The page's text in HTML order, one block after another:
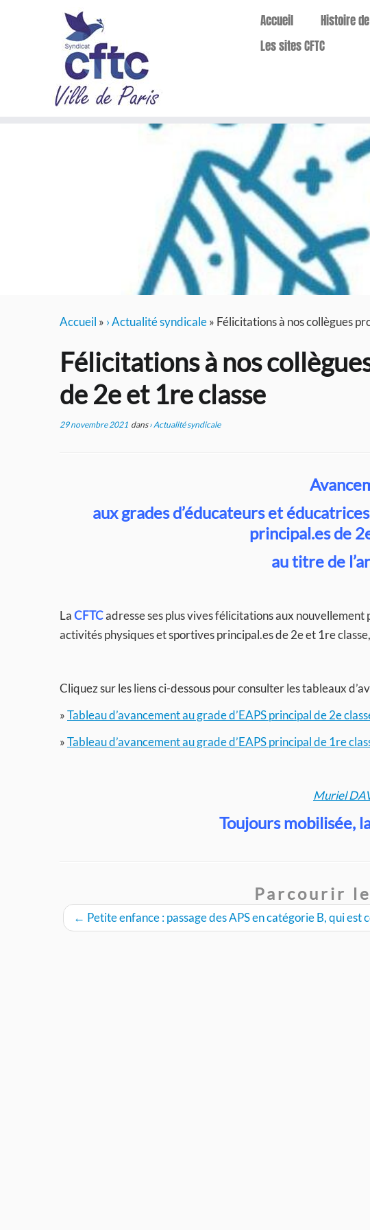
Accueil Histoire de
Les sites CFTC
Accueil » › Actualité syndicale» Félicitations à nos collègues
Félicitations à nos
de 2e et 1re classe
29 novembre 2021 dans› Actualité syndicale
aux grades d’éducateurs et
principal.es de
au titre de
LaCFTCadresse ses plus vives félicitations aux
activités physiques et sportives principal.es de 2e et 1re
Cliquez sur les liens ci-dessous pour consulter les tableaux
»Tableau d’avancement au grade d’EAPS principal de 2e
»Tableau d’avancement au grade d’EAPS principal de 1re
Muriel
Toujours mobilisée,
Parcourir
← Petite enfance : passage des APS en catégorie B, qui est